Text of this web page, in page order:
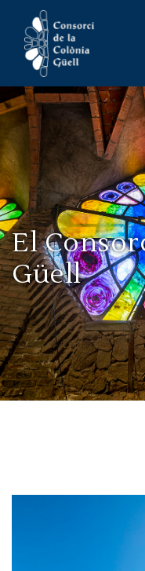
El
Güell